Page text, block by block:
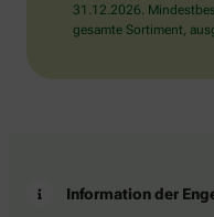
31.12.2026.
gesamte Sortiment,
Information der